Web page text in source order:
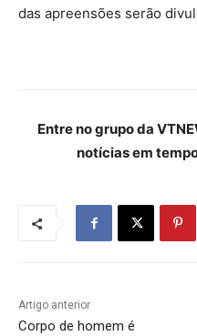
das apreensões serão
Entre no grupo da
notícias em
Artigo anterior
Corpo de homem é